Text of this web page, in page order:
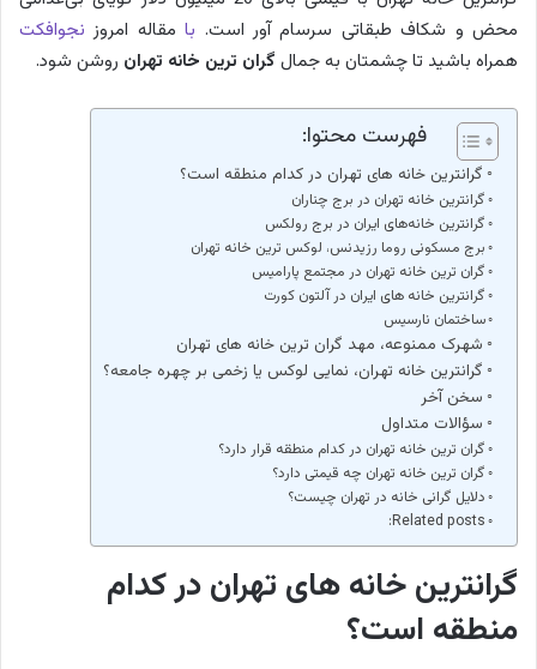
محض و شکاف طبقاتی سرسام آور است. بامقاله امروز نجوافکت
همراه باشید تا چشمتان به جمال گران ترین خانه تهران روشن شود.
فهرست محتوا:
گرانترین خانه های تهران در کدام منطقه است؟
گرانترین خانه تهران در برج ‌چناران
گرانترین خانه‌های ایران در برج رولکس
برج مسکونی روما رزیدنس، لوکس ترین خانه تهران
گران ترین خانه تهران در مجتمع پارامیس
گرانترین خانه های ایران در آلتون کورت
ساختمان نارسیس
شهرک ممنوعه، مهد گران ترین خانه های تهران
گرانترین خانه تهران، نمایی لوکس یا زخمی بر چهره جامعه؟
سخن آخر
سؤالات متداول
گران ترین خانه تهران در کدام منطقه قرار دارد؟
گران ترین خانه تهران چه قیمتی دارد؟
دلایل گرانی خانه در تهران چیست؟
Related posts:
گرانترین خانه های تهران در کدام
منطقه است؟